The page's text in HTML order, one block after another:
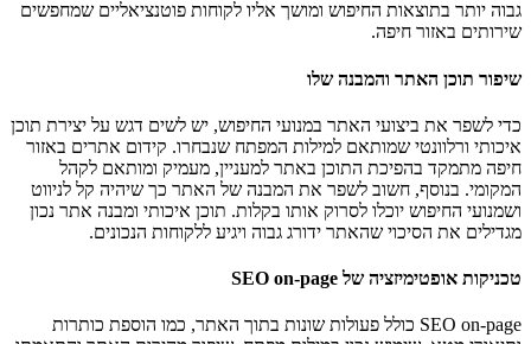
גבוה יותר בתוצאות החיפוש ומושך אליו לקוחות פוטנציאליים שמחפשים
שירותים באזור חיפה.
שיפור תוכן האתר והמבנה שלו
כדי לשפר את ביצועי האתר במנועי החיפוש, יש לשים דגש על יצירת תוכן
איכותי ורלוונטי שמותאם למילות המפתח שנבחרו. קידום אתרים באזור
חיפה מתמקד בהפיכת התוכן באתר למעניין, מעמיק ומותאם לקהל
המקומי. בנוסף, חשוב לשפר את המבנה של האתר כך שיהיה קל לניווט
ושמנועי החיפוש יוכלו לסרוק אותו בקלות. תוכן איכותי ומבנה אתר נכון
מגדילים את הסיכוי שהאתר ידורג גבוה ויגיע ללקוחות הנכונים.
טכניקות אופטימיזציה של SEO on-page
SEO on-page כולל פעולות שונות בתוך האתר, כמו הוספת כותרות